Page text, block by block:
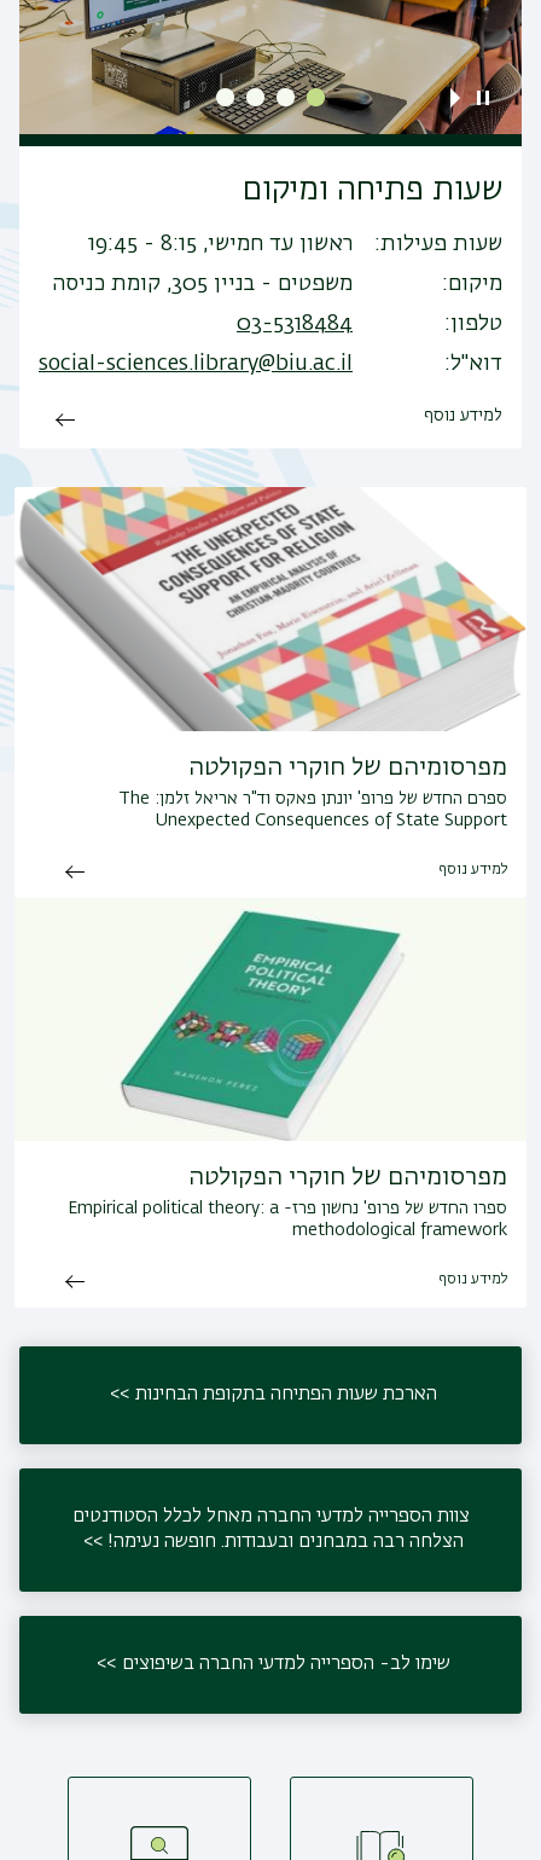
שעות פתיחה ומיקום
שעות פעילות
ראשון עד חמישי, 8:15 - 19:45
מיקום
משפטים - בניין 305, קומת כניסה
טלפון
03-5318484
דוא"ל
social-sciences.library@biu.ac.il
למידע נוסף
מפרסומיהם של חוקרי הפקולטה
ספרם החדש של פרופ' יונתן פאקס וד"ר אריאל זלמן: The
Unexpected Consequences of State Support
למידע נוסף
מפרסומיהם של חוקרי הפקולטה
ספרו החדש של פרופ' נחשון פרז- Empirical political theory: a
methodological framework
למידע נוסף
הארכת שעות הפתיחה בתקופת הבחינות
צוות הספרייה למדעי החברה מאחל לכלל הסטודנטים
הצלחה רבה במבחנים ובעבודות. חופשה נעימה!
שימו לב- הספרייה למדעי החברה בשיפוצים